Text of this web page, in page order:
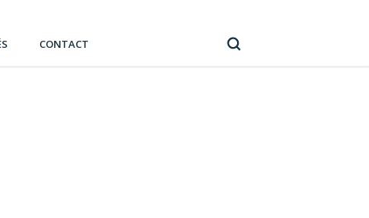
CONTACT